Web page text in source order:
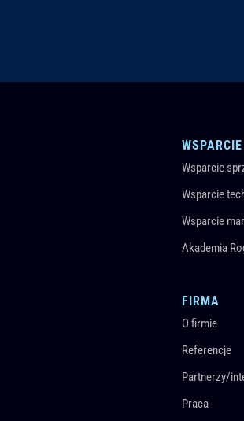
WSPARCIE
Wsparcie
Wsparcie
Wsparcie
Akademia
FIRMA
O firmie
Referencje
Partnerzy/
Praca